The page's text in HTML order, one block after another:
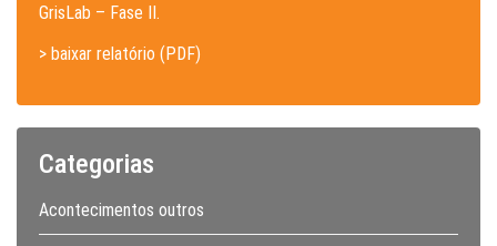
GrisLab – Fase II.
> baixar relatório (PDF)
Categorias
Acontecimentos outros